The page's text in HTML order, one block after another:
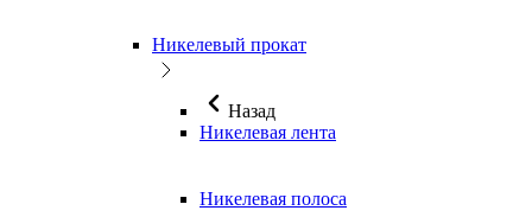
Никелевый прокат
Назад
Никелевая лента
Никелевая полоса